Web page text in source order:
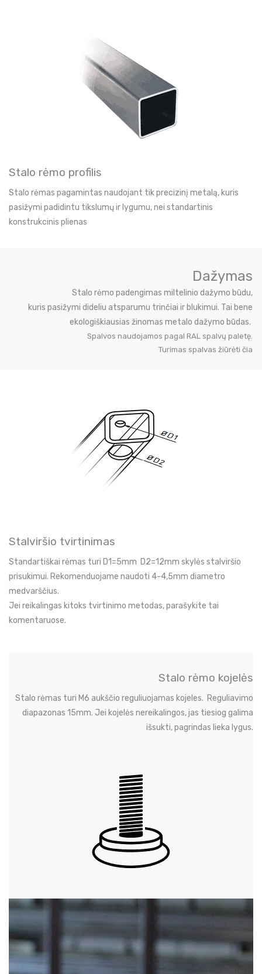
Stalo rėmo profilis
Stalo rėmas pagamintas naudojant tik precizinį metalą, kuris
pasižymi padidintu tikslumų ir lygumu, nei standartinis
konstrukcinis plienas
Dažymas
Stalo rėmo padengimas miltelinio dažymo būdu,
kuris pasižymi dideliu atsparumu trinčiai ir blukimui. Tai bene
ekologiškiausias žinomas metalo dažymo būdas.
Spalvos naudojamos pagal RAL spalvų paletę.
Turimas spalvas žiūrėti čia
Stalviršio tvirtinimas
Standartiškai rėmas turi D1=5mm D2=12mm skylės stalviršio
prisukimui. Rekomenduojame naudoti 4-4,5mm diametro
medvarščius.
Jei reikalingas kitoks tvirtinimo metodas, parašykite tai
komentaruose.
Stalo rėmo kojelės
Stalo rėmas turi M6 aukščio reguliuojamas kojeles. Reguliavimo
diapazonas 15mm. Jei kojelės nereikalingos, jas tiesiog galima
išsukti, pagrindas lieka lygus.